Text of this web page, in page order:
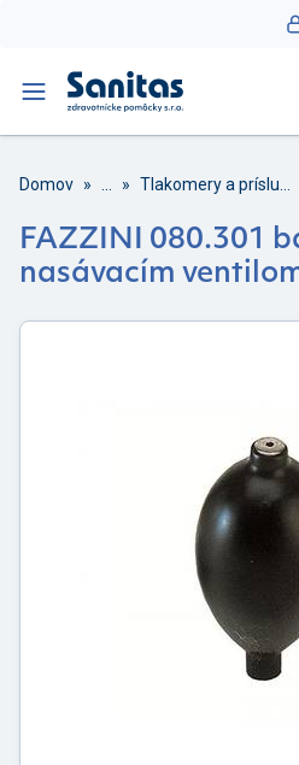
Domov » »
FAZZINI 080.301
nasávacím